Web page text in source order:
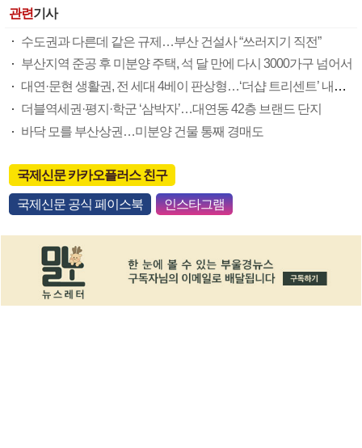
관련기사
수도권과 다른데 같은 규제…부산 건설사 “쓰러지기 직전”
부산지역 준공 후 미분양 주택, 석 달 만에 다시 3000가구 넘어서
대연·문현 생활권, 전 세대 4베이 판상형…‘더샵 트리센트’ 내달 분양
더블역세권·평지·학군 ‘삼박자’…대연동 42층 브랜드 단지
바닥 모를 부산상권…미분양 건물 통째 경매도
국제신문 카카오플러스 친구
국제신문 공식 페이스북 인스타그램